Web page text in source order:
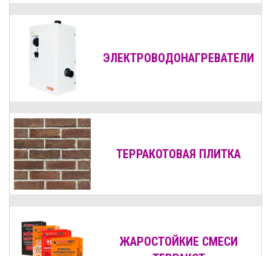
ЭЛЕКТРОВОДОНАГРЕВАТЕЛИ
ТЕРРАКОТОВАЯ ПЛИТКА
ЖАРОСТОЙКИЕ СМЕСИ